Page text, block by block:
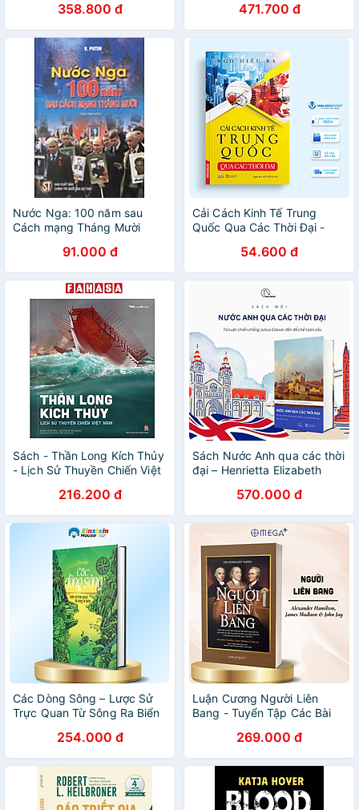
358.800 đ 471.700 đ
Nước Nga: 100 năm sau
Cách mạng Tháng Mười
91.000 đ
Cải Cách Kinh Tế Trung
Quốc Qua Các Thời Đại -
54.600 đ
Sách - Thần Long Kích Thủy
- Lịch Sử Thuyền Chiến Việt
216.200 đ
Sách Nước Anh qua các thời
đại – Henrietta Elizabeth
570.000 đ
Các Dòng Sông – Lược Sử
Trực Quan Từ Sông Ra Biển
254.000 đ
Luận Cương Người Liên
Bang - Tuyển Tập Các Bài
Pháp Mới Dành Cho Liên
Minh Các Tiểu Bang Hoa Kỳ
- Omega Plus
269.000 đ